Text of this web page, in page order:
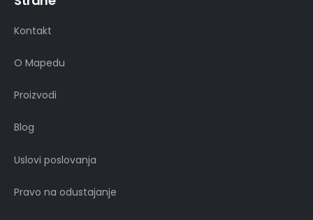
Kontakt
O Mapedu
Proizvodi
Blog
Uslovi poslovanja
Pravo na odustajanje